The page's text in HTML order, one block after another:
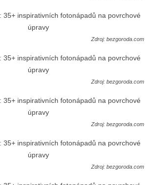
Zdroj: bezgoroda.com
Zdroj: bezgoroda.com
Zdroj: bezgoroda.com
Zdroj: bezgoroda.com